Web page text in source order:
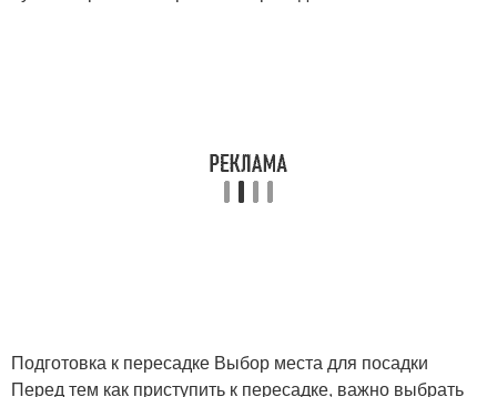
Подготовка к пересадке Выбор места для посадки
Перед тем как приступить к пересадке, важно выбрать